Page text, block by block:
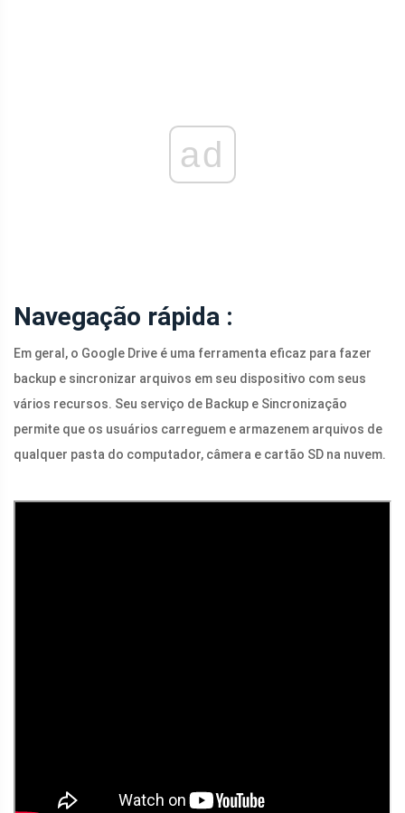
ad
Navegação rápida :
Em geral, o Google Drive é uma ferramenta eficaz para fazer
backup e sincronizar arquivos em seu dispositivo com seus
vários recursos. Seu serviço de Backup e Sincronização
permite que os usuários carreguem e armazenem arquivos de
qualquer pasta do computador, câmera e cartão SD na nuvem.